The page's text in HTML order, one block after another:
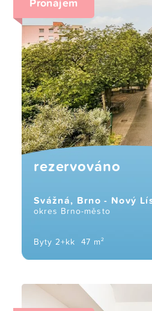
rezervováno
Svážná, Brno - Nový
okres Brno-město
Byty 2+kk 47 m²